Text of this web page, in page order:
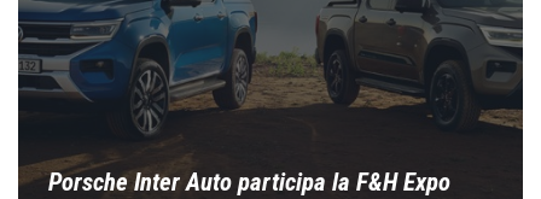
Porsche Inter Auto participa la F&H Expo